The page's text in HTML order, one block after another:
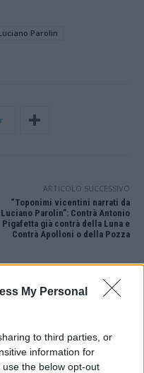
My Personal
to third parties, or
information for
the below opt-out
Parolin
ARTICOLO SUCCESSIVO
“Toponimi vicentini narrati da
Luciano Parolin”: Contrà Antonio
Pigafetta già contrà della Luna e
Contrà Apolloni o della Pozza
2,652